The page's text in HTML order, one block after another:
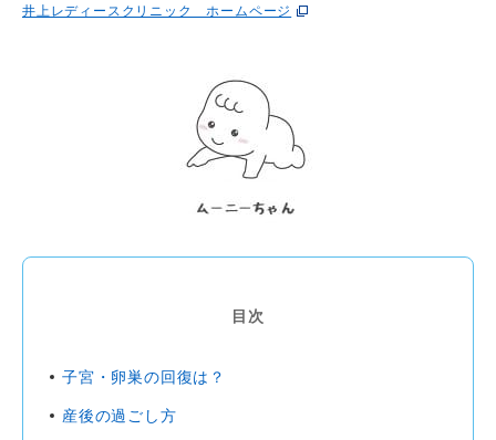
井上レディースクリニック ホームページ
目次
子宮・卵巣の回復は？
産後の過ごし方